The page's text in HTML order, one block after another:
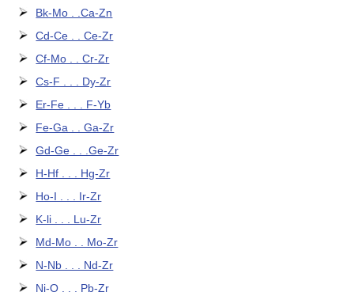
Bk-Mo . .Ca-Zn
Cd-Ce . . Ce-Zr
Cf-Mo . . Cr-Zr
Cs-F . . . Dy-Zr
Er-Fe . . . F-Yb
Fe-Ga . . Ga-Zr
Gd-Ge . . .Ge-Zr
H-Hf . . . Hg-Zr
Ho-I . . . Ir-Zr
K-li . . . Lu-Zr
Md-Mo . . Mo-Zr
N-Nb . . . Nd-Zr
Ni-O . . . Pb-Zr